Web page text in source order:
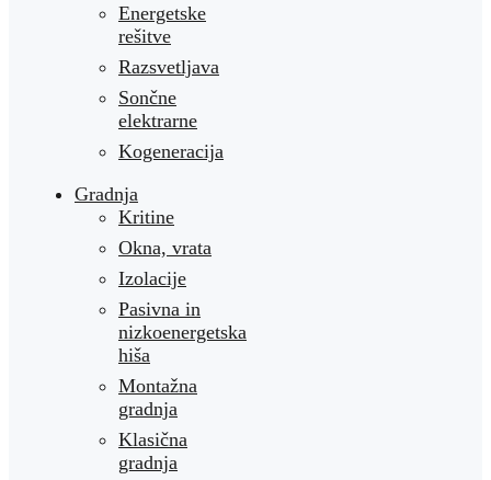
Energetske
rešitve
Razsvetljava
Sončne
elektrarne
Kogeneracija
Gradnja
Kritine
Okna, vrata
Izolacije
Pasivna in
nizkoenergetska
hiša
Montažna
gradnja
Klasična
gradnja